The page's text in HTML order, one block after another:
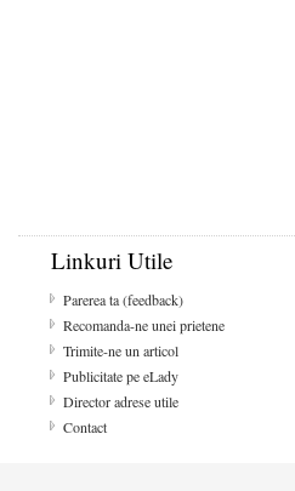
Linkuri Utile
Parerea ta (feedback)
Recomanda-ne unei prietene
Trimite-ne un articol
Publicitate pe eLady
Director adrese utile
Contact